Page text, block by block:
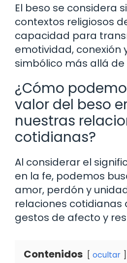
El beso se considera
contextos religiosos
capacidad para
emotividad, conexión
simbólico más allá de
¿Cómo
valor del beso
nuestras
cotidianas?
Al considerar el
en la fe, podemos
amor, perdón y
relaciones cotidianas
gestos de afecto y
Contenidos ocultar